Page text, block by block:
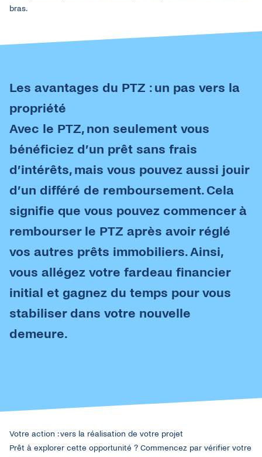
bras.
Les avantages du PTZ :un pas vers la
propriété
Avec le PTZ, non seulement vous
bénéficiez d’un prêt sans frais
d’intérêts, mais vous pouvez aussi jouir
d’un différé de remboursement. Cela
signifie que vous pouvez commencer à
rembourserle PTZ après avoir réglé
vos autres prêts immobiliers.Ainsi,
vous allégez votre fardeau financier
initial et gagnez du temps pour vous
stabiliserdans votre nouvelle
demeure.
Votre action : vers la réalisation de votre projet
Prêt à explorer cette opportunité ? Commencez par vérifier votre